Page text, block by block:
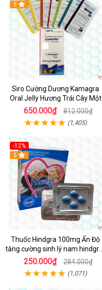
5
Siro Cường Dương Kamagra
Oral Jelly Hương Trái Cây Một
Hộp 7 Gói 100g
650.000₫ 812.000₫
(1,405)
-12%
5
Thuốc Hindgra 100mg Ấn Độ
tăng cường sinh lý nam hindgra-
100 chống xts cương dương
250.000₫ 284.000₫
(1,071)